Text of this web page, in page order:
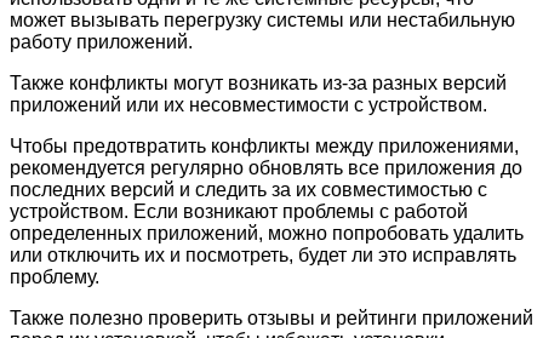
может вызывать перегрузку системы или нестабильную
работу приложений.
Также конфликты могут возникать из-за разных версий
приложений или их несовместимости с устройством.
Чтобы предотвратить конфликты между приложениями,
рекомендуется регулярно обновлять все приложения до
последних версий и следить за их совместимостью с
устройством. Если возникают проблемы с работой
определенных приложений, можно попробовать удалить
или отключить их и посмотреть, будет ли это исправлять
проблему.
Также полезно проверить отзывы и рейтинги приложений